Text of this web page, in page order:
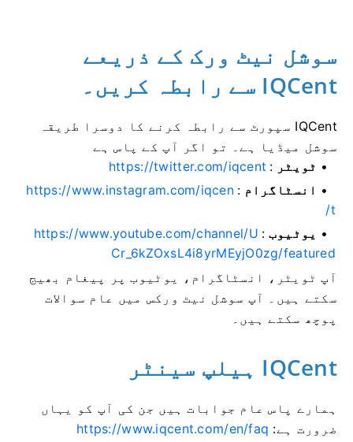
سوشل نیٹ ورک کے ذریعے
IQCent سے رابطہ کریں۔
IQCent سپورٹ سے رابطہ کرنے کا دوسرا طریقہ
سوشل میڈیا ہے۔ تو اگر آپ کے پاس ہے
ٹویٹر :
https://twitter.com/iqcent
انسٹاگرام :
https://www.instagram.com/iqcen
t/
یوٹیوب :
https://www.youtube.com/channel/U
Cr_6kZOxsL4i8yrMEyjO0zg/featured
آپ ٹویٹر، انسٹاگرام، یوٹیوب پر پیغام بھیج
سکتے ہیں۔ آپ سوشل نیٹ ورکس میں عام سوالات
پوچھ سکتے ہیں۔
IQCent ہیلپ سینٹر
ہمارے پاس عام جوابات ہیں جن کی آپ کو یہاں
ضرورت ہے: https://www.iqcent.com/en/faq